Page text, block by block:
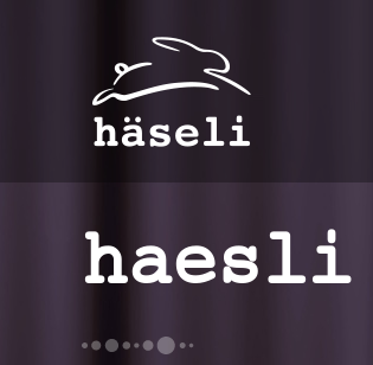
haesli